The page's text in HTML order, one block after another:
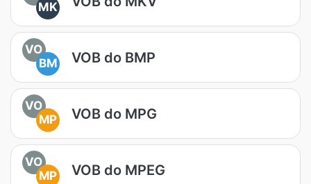
MK
VO
BM
VOB do BMP
VO
MP
VOB do MPG
VO
MP
VOB do MPEG